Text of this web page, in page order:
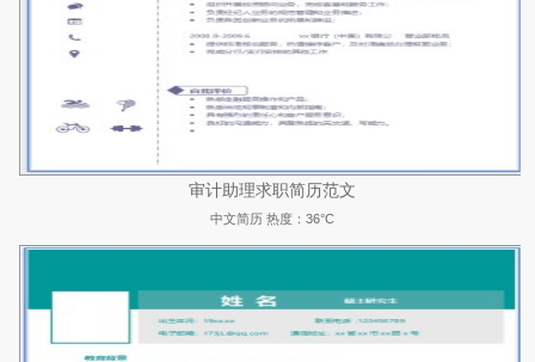
审计助理求职简历范文
中文简历 热度：36°C